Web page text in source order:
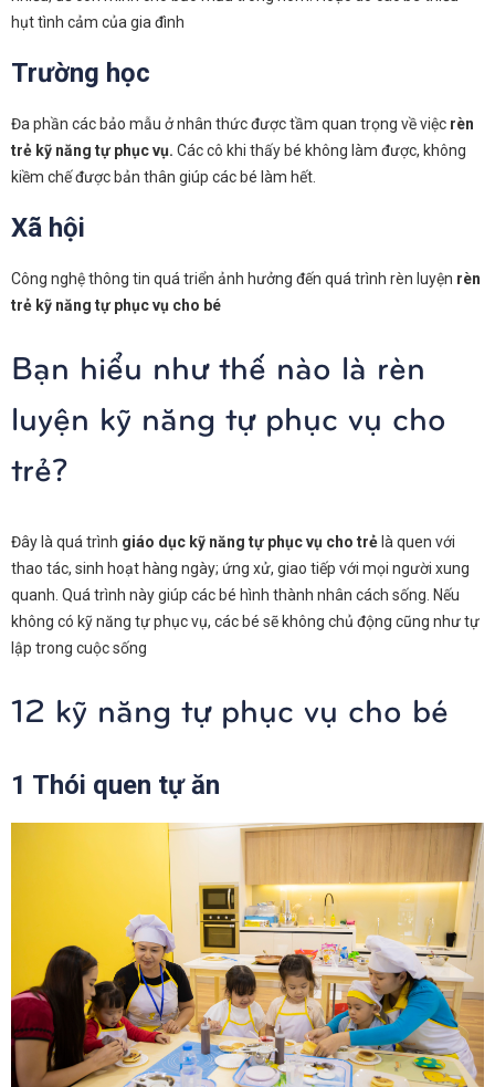
hụt tình cảm của gia đình
Trường học
Đa phần các bảo mẫu ở nhân thức được tầm quan trọng về việc rèn
trẻ kỹ năng tự phục vụ. Các cô khi thấy bé không làm được, không
kiềm chế được bản thân giúp các bé làm hết.
Xã hội
Công nghệ thông tin quá triển ảnh hưởng đến quá trình rèn luyện rèn
trẻ kỹ năng tự phục vụ cho bé
Bạn hiểu như thế nào là rèn
luyện kỹ năng tự phục vụ cho
trẻ?
Đây là quá trình giáo dục kỹ năng tự phục vụ cho trẻ là quen với
thao tác, sinh hoạt hàng ngày; ứng xử, giao tiếp với mọi người xung
quanh. Quá trình này giúp các bé hình thành nhân cách sống. Nếu
không có kỹ năng tự phục vụ, các bé sẽ không chủ động cũng như tự
lập trong cuộc sống
12 kỹ năng tự phục vụ cho bé
1 Thói quen tự ăn